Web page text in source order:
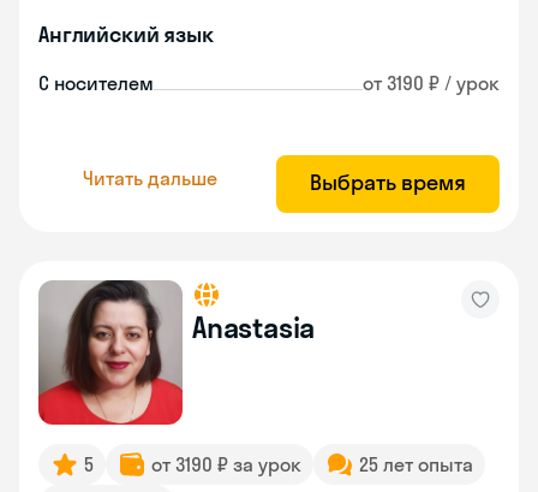
Английский язык
С носителем от 3190 ₽ / урок
Читать дальше Выбрать время
Anastasia
5 от 3190 ₽ за урок
25 лет опыта